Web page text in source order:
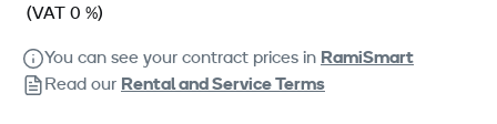
(VAT 0 %)
You can see your contract prices in RamiSmart
Read our Rental and Service Terms